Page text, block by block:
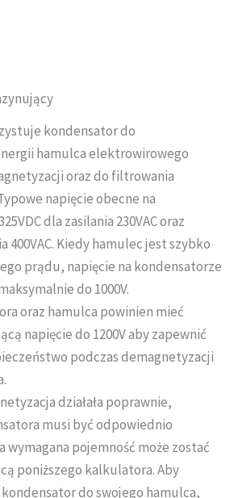
kondensator do
hamulca elektrowirowego
oraz do filtrowania
napięcie obecne na
dla zasilania 230VAC oraz
400VAC. Kiedy hamulec jest szybko
prądu, napięcie na kondensatorze
do 1000V.
oraz hamulca powinien mieć
napięcie do 1200V aby zapewnić
podczas demagnetyzacji
działała poprawnie,
musi być odpowiednio
wymagana pojemność może zostać
poniższego kalkulatora. Aby
do swojego hamulca,